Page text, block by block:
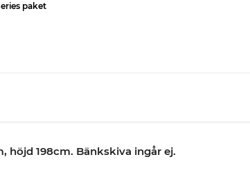
paket
198cm. Bänkskiva ingår ej.